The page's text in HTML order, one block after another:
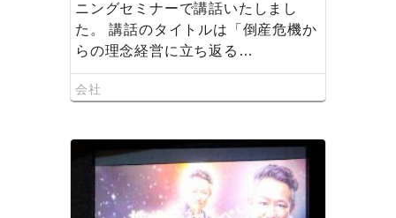
ニングセミナーで講話いたしまし
た。 講話のタイトルは「倒産危機か
らの理念経営に立ち返る…
会社